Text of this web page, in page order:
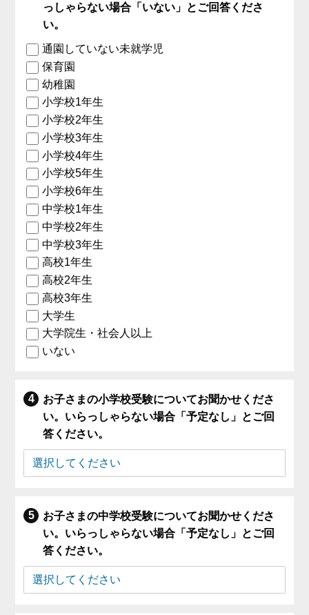
っしゃらない場合「いない」とご回答くださ
い。
通園していない未就学児
保育園
幼稚園
小学校1年生
小学校2年生
小学校3年生
小学校4年生
小学校5年生
小学校6年生
中学校1年生
中学校2年生
中学校3年生
高校1年生
高校2年生
高校3年生
大学生
大学院生・社会人以上
いない
お子さまの小学校受験についてお聞かせくださ
い。いらっしゃらない場合「予定なし」とご回
答ください。
お子さまの中学校受験についてお聞かせくださ
い。いらっしゃらない場合「予定なし」とご回
答ください。